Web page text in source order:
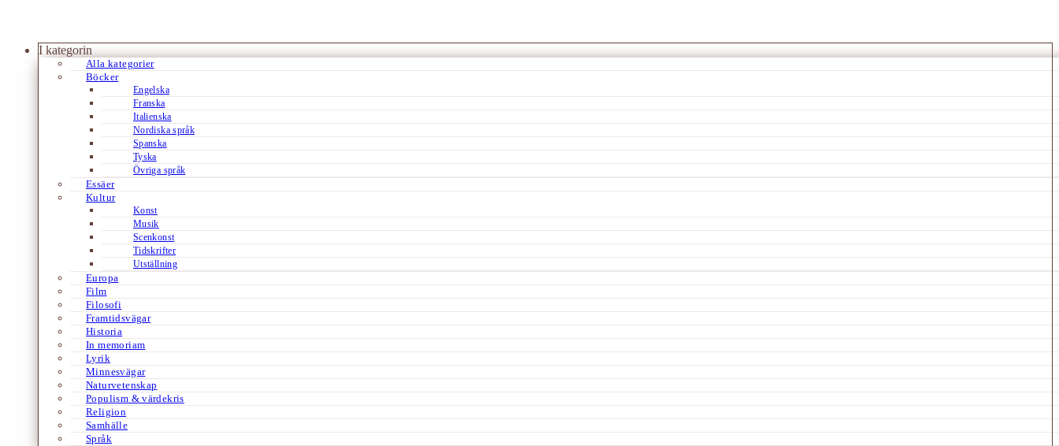
I kategorin
Alla kategorier
Böcker
Engelska
Franska
Italienska
Nordiska språk
Spanska
Tyska
Övriga språk
Essäer
Kultur
Konst
Musik
Scenkonst
Tidskrifter
Utställning
Europa
Film
Filosofi
Framtidsvägar
Historia
In memoriam
Lyrik
Minnesvägar
Naturvetenskap
Populism & värdekris
Religion
Samhälle
Språk